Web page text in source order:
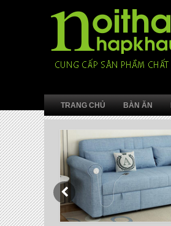
TRANG CHỦ BÀN ĂN